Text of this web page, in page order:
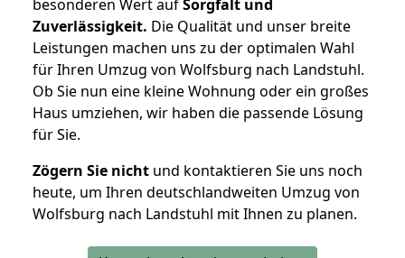
besonderen Wert aufSorgfalt und
Zuverlässigkeit. Die Qualität und unser breite
Leistungen machen uns zu der optimalen Wahl
für Ihren Umzug von Wolfsburg nach Landstuhl.
Ob Sie nun eine kleine Wohnung oder ein großes
Haus umziehen, wir haben die passende Lösung
für Sie.
Zögern Sie nicht und kontaktieren Sie uns noch
heute, um Ihren deutschlandweiten Umzug von
Wolfsburg nach Landstuhl mit Ihnen zu planen.